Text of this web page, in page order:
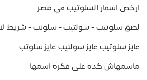
ارخص اسعار السلوتيب في مصر
لصق سلوتيب - سولتيب - سلوتب - شريط
عايز سلوتيب عايز سولتيب عايز سلوتب
ماسمهاش كده على فكره اسمها